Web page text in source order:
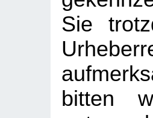
Sie
bitten